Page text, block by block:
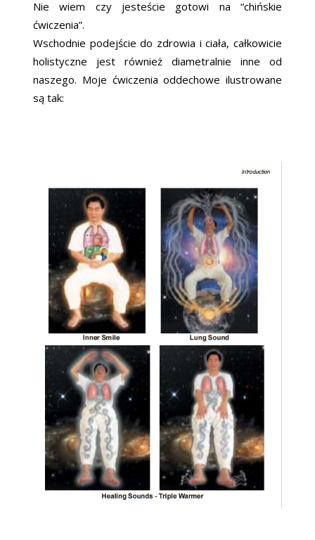
Nie wiem czy jesteście gotowi na “chińskie
ćwiczenia”.
Wschodnie podejście do zdrowia i ciała, całkowicie
holistyczne jest również diametralnie inne od
naszego. Moje ćwiczenia oddechowe ilustrowane
są tak: